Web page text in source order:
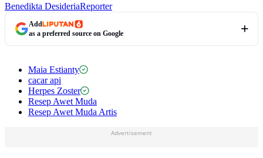
Benedikta DesideriaReporter
Add
as a preferred source on Google
Maia Estianty
cacar api
Herpes Zoster
Resep Awet Muda
Resep Awet Muda Artis
Advertisement